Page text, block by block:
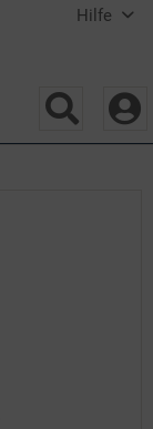
Hilfe